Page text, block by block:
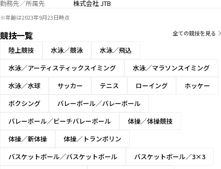
勤務先／所属先
株式会社 JTB
※年齢は2023年9月23日時点
競技一覧 全ての競技を見る
陸上競技 水泳／競泳
水泳／飛込
水泳／アーティスティックスイミング
水泳／マラソンスイミング
水泳／水球
サッカー テニス ローイング
ホッケー
ボクシング
バレーボール／バレーボール
バレーボール／ビーチバレーボール
体操／体操競技
体操／新体操
体操／トランポリン
バスケットボール／バスケットボール
バスケットボール／3×3